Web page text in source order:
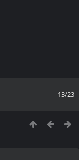
13/23